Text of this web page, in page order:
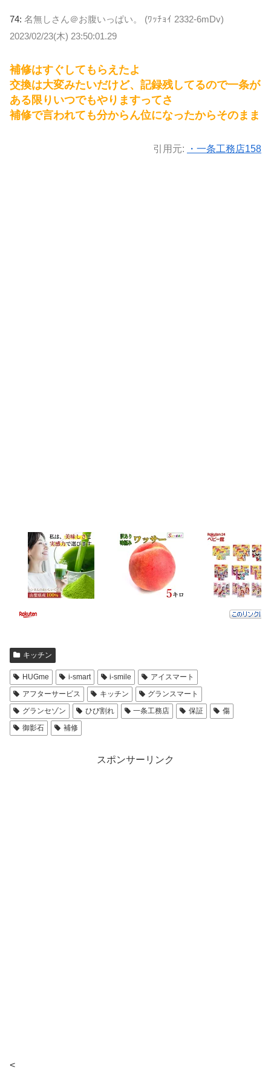
74: 名無しさん＠お腹いっぱい。 (ﾜｯﾁｮｲ 2332-6mDv)
2023/02/23(木) 23:50:01.29
補修はすぐしてもらえたよ
交換は大変みたいだけど、記録残してるので一条が
ある限りいつでもやりますってさ
補修で言われても分からん位になったからそのまま
引用元: ・一条工務店158
キッチン
HUGme i-smart i-smile
アイスマート
アフターサービス
キッチン
グランスマート
グランセゾン
ひび割れ 一条工務店 保証
傷
御影石
補修
スポンサーリンク
<